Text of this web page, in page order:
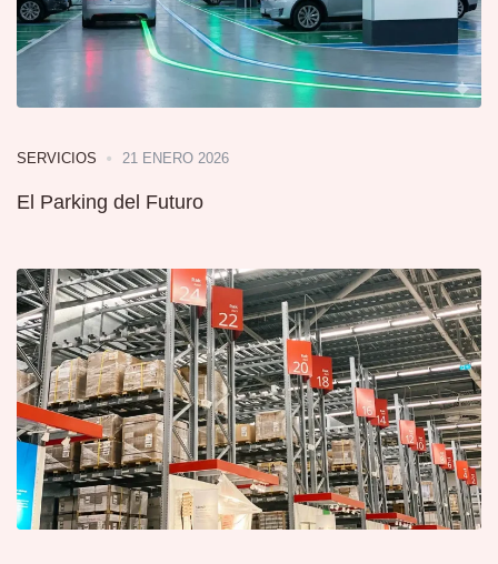
SERVICIOS 21 ENERO 2026
El Parking del Futuro